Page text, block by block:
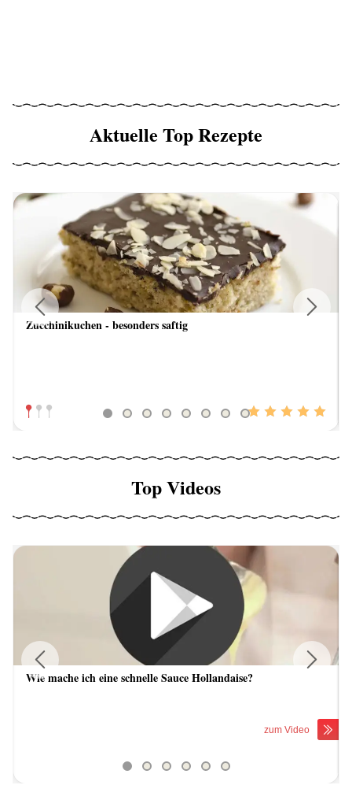
Aktuelle Top Rezepte
Zucchinikuchen - besonders saftig
Previous
Top Videos
Wie mache ich eine schnelle Sauce Hollandaise?
zum Video
Previous